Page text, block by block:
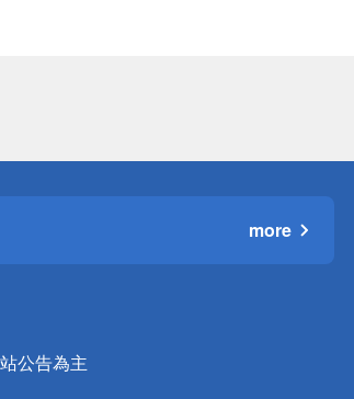
more
公告為主